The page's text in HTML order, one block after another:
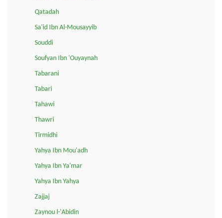
Qatadah
Sa'id Ibn Al-Mousayyib
Souddi
Soufyan Ibn 'Ouyaynah
Tabarani
Tabari
Tahawi
Thawri
Tirmidhi
Yahya Ibn Mou'adh
Yahya Ibn Ya'mar
Yahya Ibn Yahya
Zajjaj
Zaynou l-'Abidin